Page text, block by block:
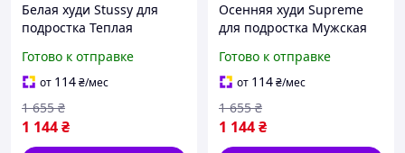
Белая худи Stussy для
подростка Теплая
надписью Кофта с
капюшоном из трикотажа
Готово к отправке
от 114₴/мес
1 144₴
1 655 ₴
Осенняя худи Supreme
для подростка Мужская
Удобная кофта из
трикотажа
Готово к отправке
от 114₴/мес
1 144₴
1 655 ₴